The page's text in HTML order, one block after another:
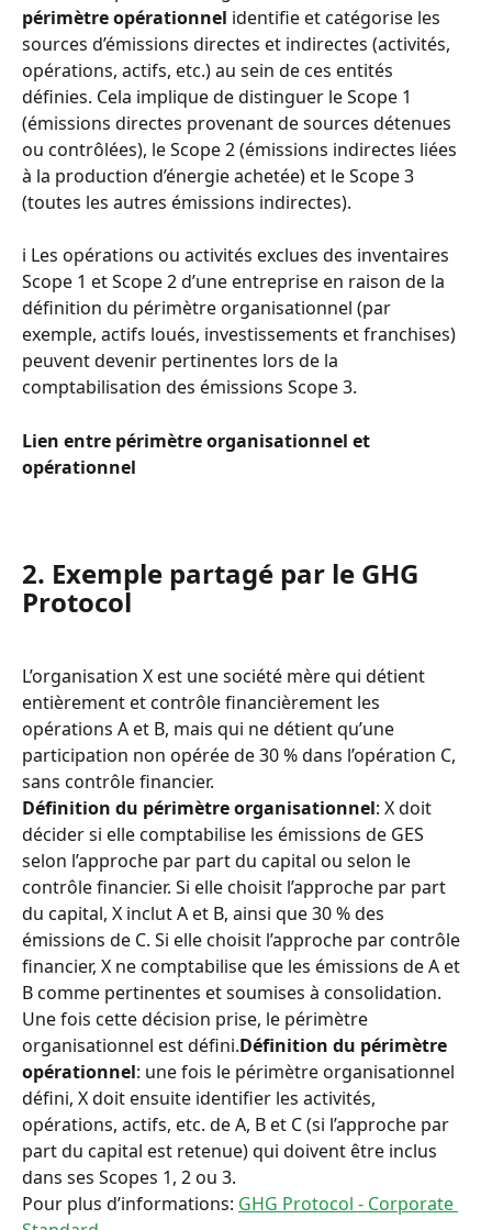
périmètre opérationnel identifie et catégorise les
sources d’émissions directes et indirectes (activités,
opérations, actifs, etc.) au sein de ces entités
définies. Cela implique de distinguer le Scope 1
(émissions directes provenant de sources détenues
ou contrôlées), le Scope 2 (émissions indirectes liées
à la production d’énergie achetée) et le Scope 3
(toutes les autres émissions indirectes).
ℹ️ Les opérations ou activités exclues des inventaires
Scope 1 et Scope 2 d’une entreprise en raison de la
définition du périmètre organisationnel (par
exemple, actifs loués, investissements et franchises)
peuvent devenir pertinentes lors de la
comptabilisation des émissions Scope 3.
Lien entre périmètre organisationnel et
opérationnel
2. Exemple partagé par le GHG
Protocol
L’organisation X est une société mère qui détient
entièrement et contrôle financièrement les
opérations A et B, mais qui ne détient qu’une
participation non opérée de 30 % dans l’opération C,
sans contrôle financier.
Définition du périmètre organisationnel: X doit
décider si elle comptabilise les émissions de GES
selon l’approche par part du capital ou selon le
contrôle financier. Si elle choisit l’approche par part
du capital, X inclut A et B, ainsi que 30 % des
émissions de C. Si elle choisit l’approche par contrôle
financier, X ne comptabilise que les émissions de A et
B comme pertinentes et soumises à consolidation.
Une fois cette décision prise, le périmètre
organisationnel est défini.Définition du périmètre
opérationnel: une fois le périmètre organisationnel
défini, X doit ensuite identifier les activités,
opérations, actifs, etc. de A, B et C (si l’approche par
part du capital est retenue) qui doivent être inclus
dans ses Scopes 1, 2 ou 3.
Pour plus d’informations: GHG Protocol - Corporate